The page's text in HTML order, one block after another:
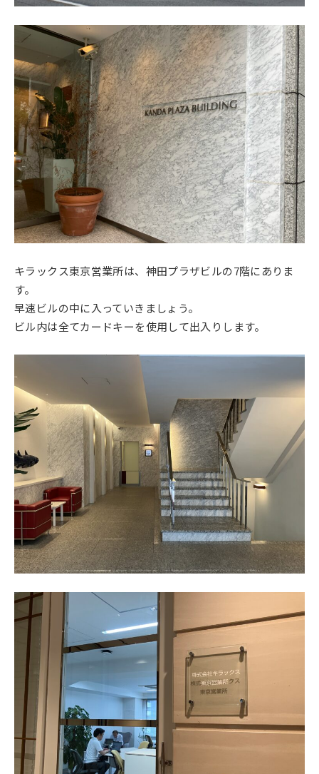
キラックス東京営業所は、神田プラザビルの7階にありま
す。
早速ビルの中に入っていきましょう。
ビル内は全てカードキーを使用して出入りします。